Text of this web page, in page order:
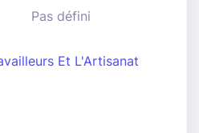
Pas défini
Et L'Artisanat